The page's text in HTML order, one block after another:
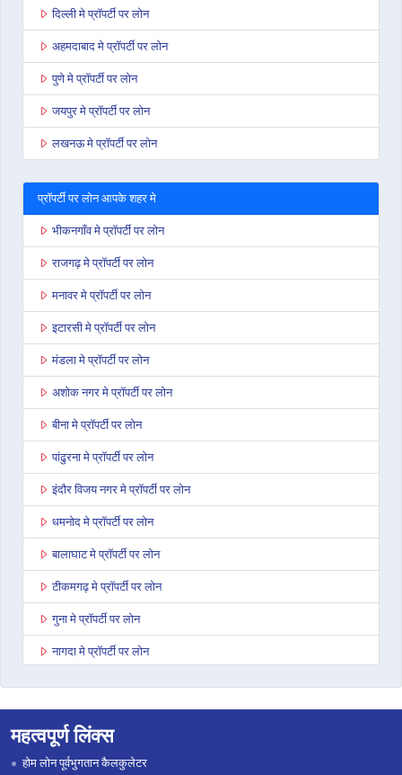
दिल्ली मे प्रॉपर्टी पर लोन
अहमदाबाद मे प्रॉपर्टी पर लोन
पुणे मे प्रॉपर्टी पर लोन
जयपुर मे प्रॉपर्टी पर लोन
लखनऊ मे प्रॉपर्टी पर लोन
प्रॉपर्टी पर लोन आपके शहर मे
भीकनगाँव मे प्रॉपर्टी पर लोन
राजगढ़ मे प्रॉपर्टी पर लोन
मनावर मे प्रॉपर्टी पर लोन
इटारसी मे प्रॉपर्टी पर लोन
मंडला मे प्रॉपर्टी पर लोन
अशोक नगर मे प्रॉपर्टी पर लोन
बीना मे प्रॉपर्टी पर लोन
पांढुरना मे प्रॉपर्टी पर लोन
इंदौर विजय नगर मे प्रॉपर्टी पर लोन
धमनोद मे प्रॉपर्टी पर लोन
बालाघाट मे प्रॉपर्टी पर लोन
टीकमगढ़ मे प्रॉपर्टी पर लोन
गुना मे प्रॉपर्टी पर लोन
नागदा मे प्रॉपर्टी पर लोन
शाहडोल मे प्रॉपर्टी पर लोन
महत्वपूर्ण लिंक्स
होम लोन पूर्वभुगतान कैलकुलेटर